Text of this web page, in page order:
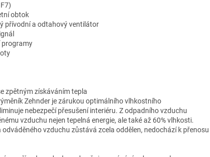
obtok
přívodní a odtahový ventilátor
programy
zpětným získáváním tepla
Zehnder je zárukou optimálního vlhkostního
nebezpečí přesušení interiéru. Z odpadního vzduchu
vzduchu nejen tepelná energie, ale také až 60% vlhkosti.
odváděného vzduchu zůstává zcela oddělen, nedochází k přenosu